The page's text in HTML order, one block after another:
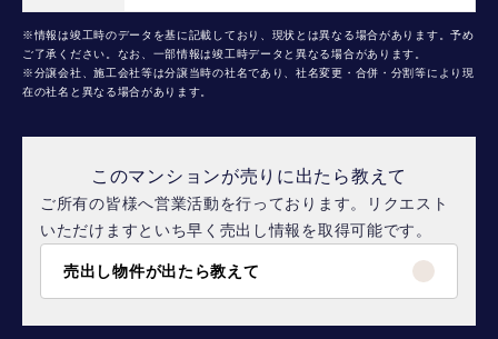
※情報は竣工時のデータを基に記載しており、現状とは異なる場合があります。予め
ご了承ください。なお、一部情報は竣工時データと異なる場合があります。
※分譲会社、施工会社等は分譲当時の社名であり、社名変更・合併・分割等により現
在の社名と異なる場合があります。
このマンションが売りに出たら教えて
ご所有の皆様へ営業活動を行っております。リクエスト
いただけますといち早く売出し情報を取得可能です。
売出し物件が出たら教えて